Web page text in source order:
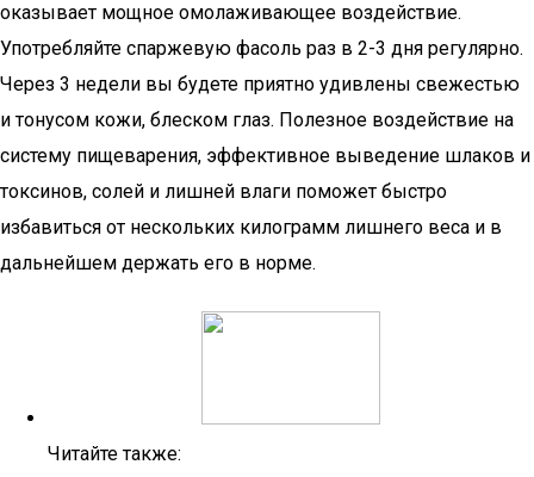
оказывает мощное омолаживающее воздействие.
Употребляйте спаржевую фасоль раз в 2-3 дня регулярно.
Через 3 недели вы будете приятно удивлены свежестью
и тонусом кожи, блеском глаз. Полезное воздействие на
систему пищеварения, эффективное выведение шлаков и
токсинов, солей и лишней влаги поможет быстро
избавиться от нескольких килограмм лишнего веса и в
дальнейшем держать его в норме.
Читайте также: